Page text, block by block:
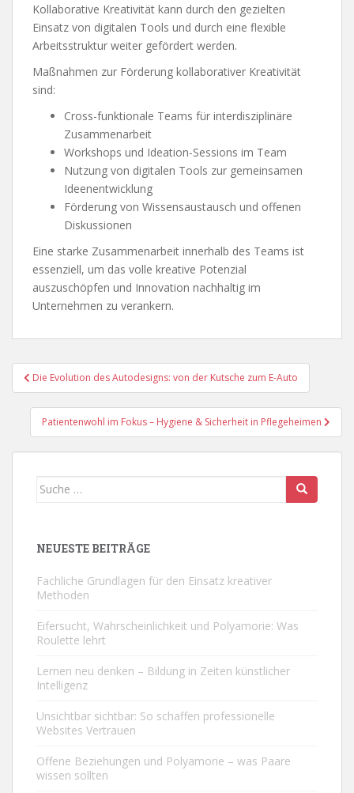
Kollaborative Kreativität kann durch den gezielten
Einsatz von digitalen Tools und durch eine flexible
Arbeitsstruktur weiter gefördert werden.
Maßnahmen zur Förderung kollaborativer Kreativität
sind:
Cross-funktionale Teams für interdisziplinäre
Zusammenarbeit
Workshops und Ideation-Sessions im Team
Nutzung von digitalen Tools zur gemeinsamen
Ideenentwicklung
Förderung von Wissensaustausch und offenen
Diskussionen
Eine starke Zusammenarbeit innerhalb des Teams ist
essenziell, um das volle kreative Potenzial
auszuschöpfen und Innovation nachhaltig im
Unternehmen zu verankern.
Beitragsnavigation
Die Evolution des Autodesigns: von der Kutsche zum E-Auto
Patientenwohl im Fokus – Hygiene & Sicherheit in Pflegeheimen
Suche
NEUESTE BEITRÄGE
Fachliche Grundlagen für den Einsatz kreativer
Methoden
Eifersucht, Wahrscheinlichkeit und Polyamorie: Was
Roulette lehrt
Lernen neu denken – Bildung in Zeiten künstlicher
Intelligenz
Unsichtbar sichtbar: So schaffen professionelle
Websites Vertrauen
Offene Beziehungen und Polyamorie – was Paare
wissen sollten